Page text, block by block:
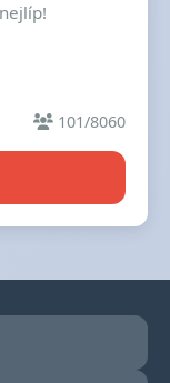
101/8060